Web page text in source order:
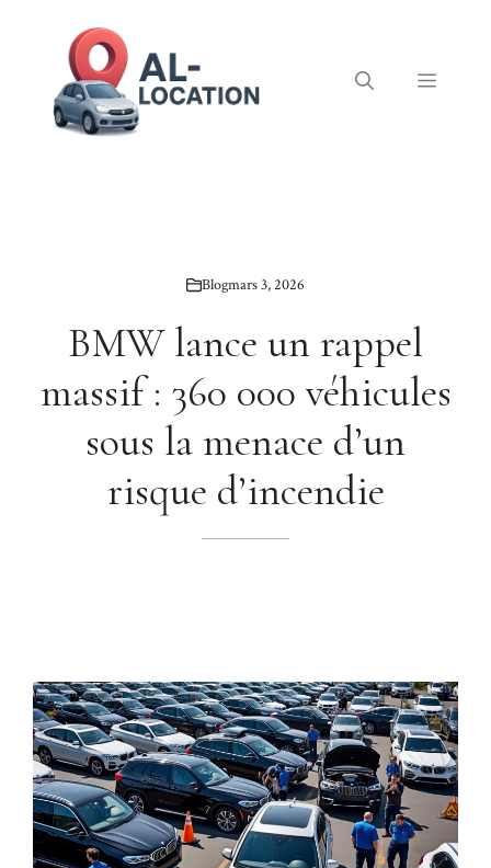
Menu
Blogmars 3, 2026
BMW lance un rappel
massif : 360 000 véhicules
sous la menace d’un
risque d’incendie